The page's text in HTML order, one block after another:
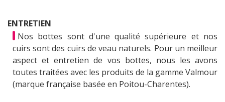
ENTRETIEN
Nos bottes sont d'une qualité supérieure et nos
cuirs sont des cuirs de veau naturels. Pour un meilleur
aspect et entretien de vos bottes, nous les avons
toutes traitées avec les produits de la gamme Valmour
(marque française basée en Poitou-Charentes).